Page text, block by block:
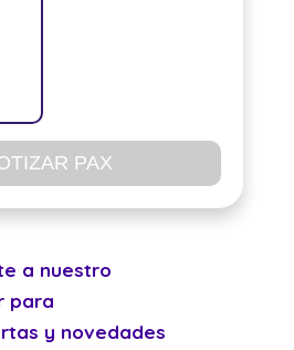
PAX
a nuestro
para
y novedades